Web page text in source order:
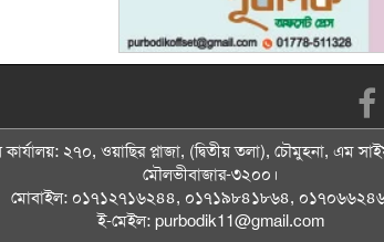
কার্যালয়: ২৭০, ওয়াছির প্লাজা, (দ্বিতীয় তলা), চৌমুহনা, এম
মৌলভীবাজার-৩২০০।
মোবাইল: ০১৭১২৭১৬২৪৪, ০১৭১৯৮৪১৮৬৪,
ই-মেইল: purbodik11@gmail.com